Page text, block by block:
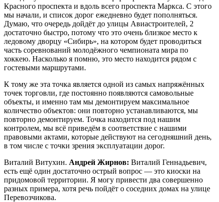
Красного проспекта и вдоль всего проспекта Маркса. С этого
мы начали, и список дорог ежедневно будет пополняться.
Думаю, что очередь дойдёт до улицы Авиастроителей, 2
достаточно быстро, потому что это очень близкое место к
ледовому дворцу «Сибирь», на котором будет проводиться
часть соревнований молодёжного чемпионата мира по
хоккею. Насколько я помню, это место находится рядом с
гостевыми маршрутами.
К тому же эта точка является одной из самых напряжённых
точек торговли, где постоянно появляются самовольные
объекты, и именно там мы демонтируем максимальное
количество объектов: они повторно устанавливаются, мы
повторно демонтируем. Точка находится под нашим
контролем, мы всё приведём в соответствие с нашими
правовыми актами, которые действуют на сегодняшний день,
в том числе с точки зрения эксплуатации дорог.
Виталий Витухин. Андрей Жирнов: Виталий Геннадьевич,
есть ещё один достаточно острый вопрос — это киоски на
придомовой территории. Я могу привести два совершенно
разных примера, хотя речь пойдёт о соседних домах на улице
Перевозчикова.